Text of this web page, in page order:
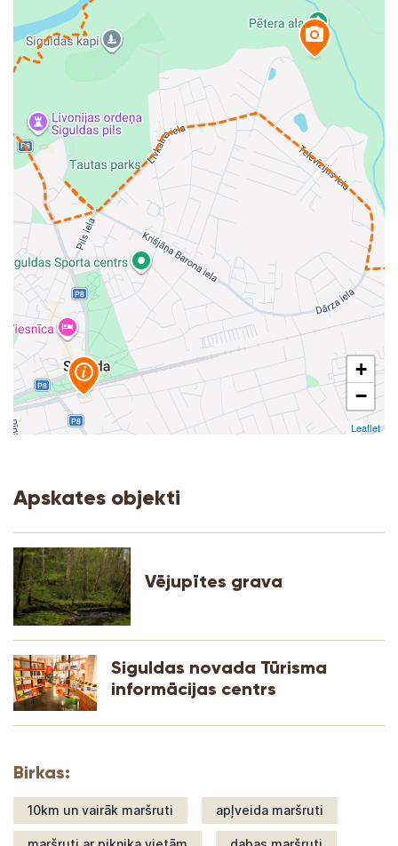
+
−
Leaflet
Apskates objekti
Vējupītes grava
Siguldas novada Tūrisma
informācijas centrs
Birkas:
10km un vairāk maršruti apļveida maršruti